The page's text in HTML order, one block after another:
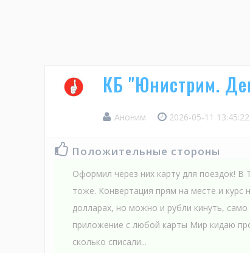
КБ "Юнистрим.
Аноним 2026-05-11 13:45:22
Положительные стороны
Оформил через них карту для поездок! В
тоже. Конвертация прям на месте и курс
долларах, но можно и рубли кинуть, само
приложение с любой карты Мир кидаю
сколько списали...